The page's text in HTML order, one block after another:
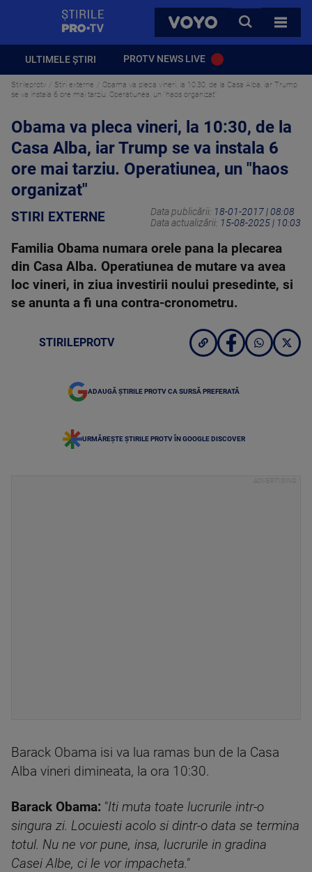
VOYO
CAUTA
TOATE
ULTIMELE ȘTIRI PROTV NEWS LIVE
Stirileprotv Stiri externe
Obama va pleca vineri, la 10:30, de la Casa Alba, iar Trump
se va instala 6 ore mai tarziu. Operatiunea, un "haos organizat"
Obama va pleca vineri, la 10:30, de la
Casa Alba, iar Trump se va instala 6
ore mai tarziu. Operatiunea, un "haos
organizat"
STIRI EXTERNE Data publicării: 18-01-2017 | 08:08
Data actualizării: 15-08-2025 | 10:03
Familia Obama numara orele pana la plecarea
din Casa Alba. Operatiunea de mutare va avea
loc vineri, in ziua investirii noului presedinte, si
se anunta a fi una contra-cronometru.
STIRILEPROTV
ADAUGĂ ȘTIRILE PROTV CA SURSĂ PREFERATĂ
URMĂREȘTE ȘTIRILE PROTV ÎN GOOGLE DISCOVER
Barack Obama isi va lua ramas bun de la Casa
Alba vineri dimineata, la ora 10:30.
Barack Obama: "Iti muta toate lucrurile intr-o
singura zi. Locuiesti acolo si dintr-o data se termina
totul. Nu ne vor pune, insa, lucrurile in gradina
Casei Albe, ci le vor impacheta."